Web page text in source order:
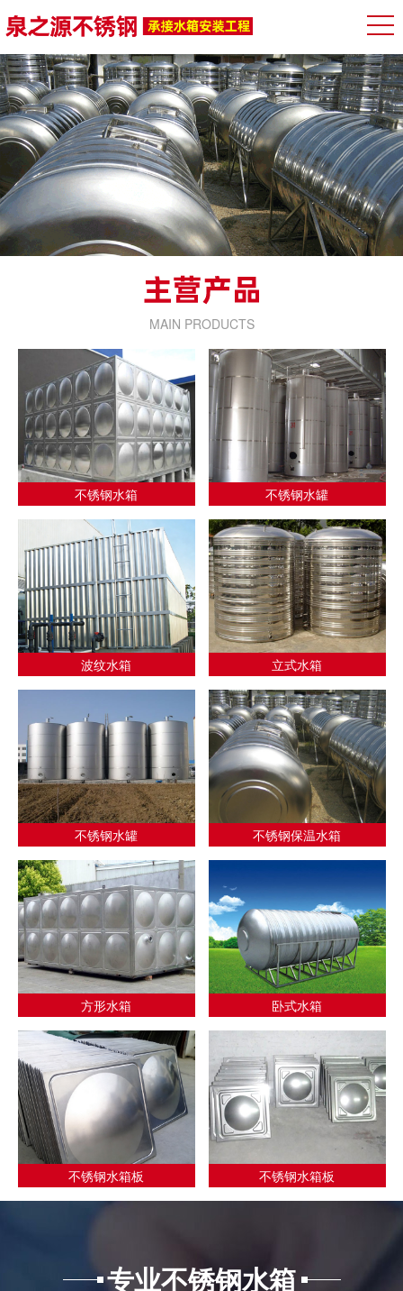
MAIN PRODUCTS
不锈钢水箱 不锈钢水罐
波纹水箱 立式水箱
不锈钢水罐 不锈钢保温水箱
方形水箱 卧式水箱
不锈钢水箱板 不锈钢水箱板
专业不锈钢水箱